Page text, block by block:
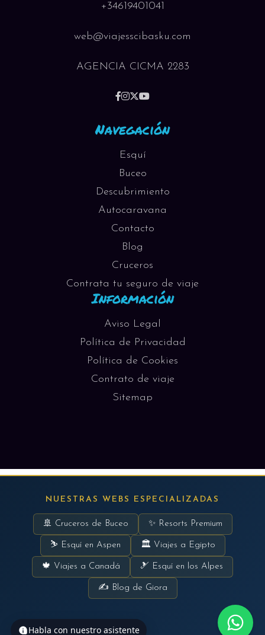
+34619401041
web@viajesscibasku.com
AGENCIA CICMA 2283
Navegación
Esquí
Buceo
Descubrimiento
Autocaravana
Contacto
Blog
Cruceros
Contrata tu seguro de viaje
Información
Aviso Legal
Política de Privacidad
Política de Cookies
Contrato de viaje
Sitemap
NUESTRAS WEBS ESPECIALIZADAS
🚢 Cruceros de Buceo ✨ Resorts Premium
⛷ Esquí en Aspen 🏛 Viajes a Egipto
🍁 Viajes a Canadá 🎿 Esquí en los Alpes
✍ Blog de Giora
Habla con nuestro asistente